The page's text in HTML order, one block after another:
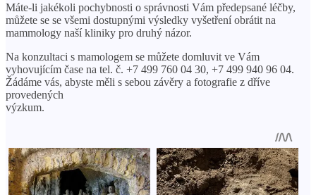
Máte-li jakékoli pochybnosti o správnosti Vám předepsané léčby,
můžete se se všemi dostupnými výsledky vyšetření obrátit na
mammology naší kliniky pro druhý názor.
Na konzultaci s mamologem se můžete domluvit ve Vám
vyhovujícím čase na tel. č. +7 499 760 04 30, +7 499 940 96 04.
Žádáme vás, abyste měli s sebou závěry a fotografie z dříve
provedených
výzkum.